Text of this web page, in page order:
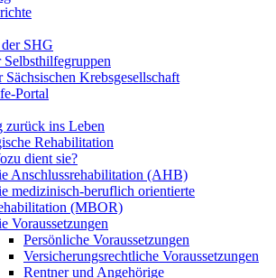
SHG
Sächsischen Krebsgesellschaft
Portal
zurück ins Leben
Rehabilitation
dient sie?
Anschlussrehabilitation (AHB)
medizinisch-beruflich orientierte
(MBOR)
Voraussetzungen
Persönliche Voraussetzungen
Versicherungsrechtliche Voraussetzungen
Rentner und Angehörige